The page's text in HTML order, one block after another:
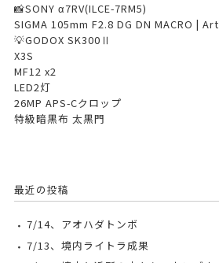
📸SONY α7RV(ILCE-7RM5)
SIGMA 105mm F2.8 DG DN MACRO | Art
💡GODOX SK300Ⅱ
X3S
MF12 x2
LED2灯
26MP APS-Cクロップ
特級暗黒布 太黒門
最近の投稿
7/14、アオハダトンボ
7/13、境内ライトラ成果